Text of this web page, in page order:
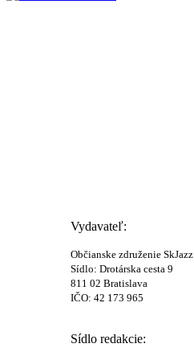
Vydavateľ:
Občianske združenie SkJazz
Sídlo: Drotárska cesta 9
811 02 Bratislava
IČO: 42 173 965
Sídlo redakcie: